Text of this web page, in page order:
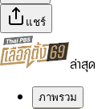
แชร์
ล่าสุด
ภาพรวม